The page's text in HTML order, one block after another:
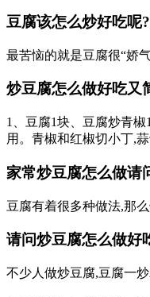
豆腐该怎么炒好吃呢
最苦恼的就是豆腐很“娇
炒豆腐怎么做好吃又
1、豆腐1块、豆腐炒青
用。青椒和红椒切小丁,蒜
家常炒豆腐怎么做请
豆腐有着很多种做法,那
请问炒豆腐怎么做好
不少人做炒豆腐,豆腐一